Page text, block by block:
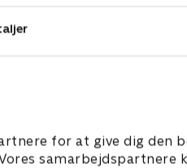
for at give dig den
samarbejdspartnere